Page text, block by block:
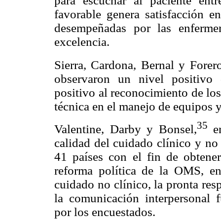
favorable genera satisfacción
desempeñadas por las
excelencia.
Sierra, Cardona, Bernal y
observaron un nivel positivo
positivo al reconocimiento de
técnica en el manejo de equipos
Valentine, Darby y Bonsel,35
calidad del cuidado clínico y
41 países con el fin de
reforma política de la OMS,
cuidado no clínico, la pronta
la comunicación interpersonal
por los encuestados.